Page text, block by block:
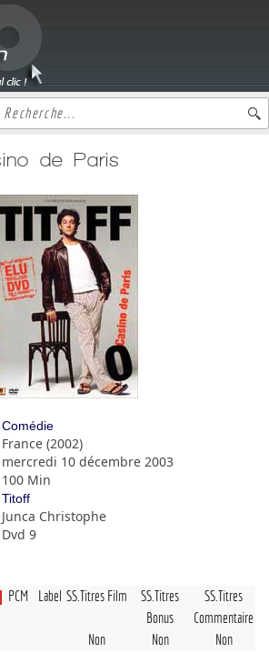
de Paris
Comédie
France (2002)
mercredi 10 décembre 2003
100 Min
Titoff
Junca Christophe
Dvd 9
PCM Label SS.Titres Film
SS.Titres
Bonus
SS.Titres
Commentaire
Non Non Non